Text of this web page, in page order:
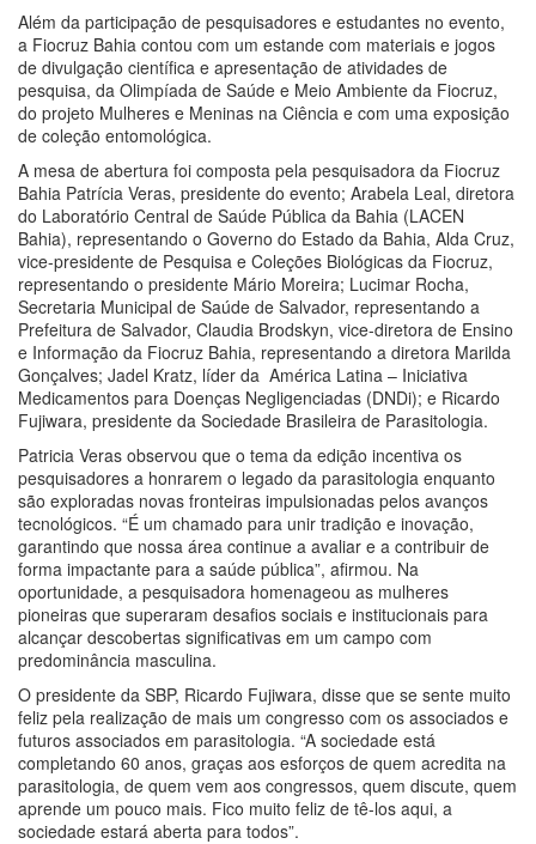
Além da participação de pesquisadores e estudantes no evento,
a Fiocruz Bahia contou com um estande com materiais e jogos
de divulgação científica e apresentação de atividades de
pesquisa, da Olimpíada de Saúde e Meio Ambiente da Fiocruz,
do projeto Mulheres e Meninas na Ciência e com uma exposição
de coleção entomológica.
A mesa de abertura foi composta pela pesquisadora da Fiocruz
Bahia Patrícia Veras, presidente do evento; Arabela Leal, diretora
do Laboratório Central de Saúde Pública da Bahia (LACEN
Bahia), representando o Governo do Estado da Bahia, Alda Cruz,
vice-presidente de Pesquisa e Coleções Biológicas da Fiocruz,
representando o presidente Mário Moreira; Lucimar Rocha,
Secretaria Municipal de Saúde de Salvador, representando a
Prefeitura de Salvador, Claudia Brodskyn, vice-diretora de Ensino
e Informação da Fiocruz Bahia, representando a diretora Marilda
Gonçalves; Jadel Kratz, líder da América Latina – Iniciativa
Medicamentos para Doenças Negligenciadas (DNDi); e Ricardo
Fujiwara, presidente da Sociedade Brasileira de Parasitologia.
Patricia Veras observou que o tema da edição incentiva os
pesquisadores a honrarem o legado da parasitologia enquanto
são exploradas novas fronteiras impulsionadas pelos avanços
tecnológicos. “É um chamado para unir tradição e inovação,
garantindo que nossa área continue a avaliar e a contribuir de
forma impactante para a saúde pública”, afirmou. Na
oportunidade, a pesquisadora homenageou as mulheres
pioneiras que superaram desafios sociais e institucionais para
alcançar descobertas significativas em um campo com
predominância masculina.
O presidente da SBP, Ricardo Fujiwara, disse que se sente muito
feliz pela realização de mais um congresso com os associados e
futuros associados em parasitologia. “A sociedade está
completando 60 anos, graças aos esforços de quem acredita na
parasitologia, de quem vem aos congressos, quem discute, quem
aprende um pouco mais. Fico muito feliz de tê-los aqui, a
sociedade estará aberta para todos”.